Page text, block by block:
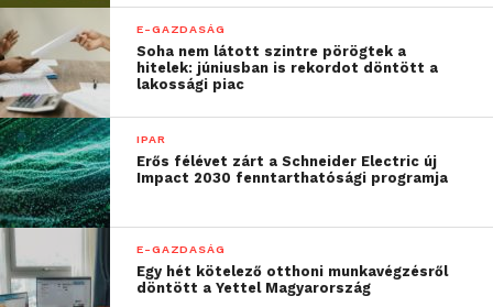
E-GAZDASÁG
Soha nem látott szintre pörögtek a
hitelek: júniusban is rekordot döntött a
lakossági piac
IPAR
Erős félévet zárt a Schneider Electric új
Impact 2030 fenntarthatósági programja
E-GAZDASÁG
Egy hét kötelező otthoni munkavégzésről
döntött a Yettel Magyarország